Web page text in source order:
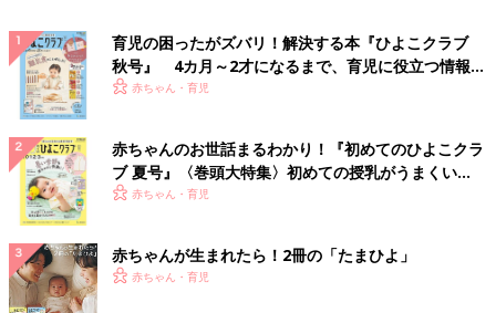
レゴはダイソーの「フタ付収納ボックス」に収納
育児の困ったがズバリ！解決する本『ひよこクラブ
秋号』 4カ月～2才になるまで、育児に役立つ情報が
いっぱい！
赤ちゃん・育児
赤ちゃんのお世話まるわかり！『初めてのひよこクラ
ブ 夏号』〈巻頭大特集〉初めての授乳がうまくい
く！ おっぱい・ミルクの基本と夏のトラブル 解決テ
赤ちゃん・育児
赤ちゃんが生まれたら！2冊の「たまひよ」
赤ちゃん・育児